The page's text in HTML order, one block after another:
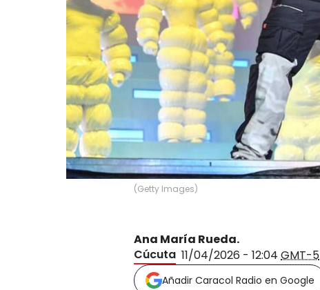
(Getty Images)
Ana María Rueda.
Cúcuta 11/04/2026 - 12:04 GMT-5
Añadir Caracol Radio en Google